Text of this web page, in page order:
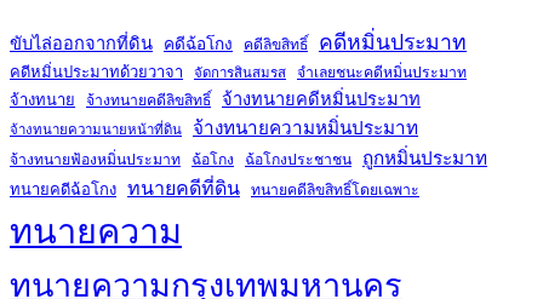
ขับไล่ออกจากที่ดิน คดีฉ้อโกง คดีลิขสิทธิ์ คดีหมิ่นประมาท
คดีหมิ่นประมาทด้วยวาจา จัดการสินสมรส จำเลยชนะคดีหมิ่นประมาท
จ้างทนาย จ้างทนายคดีลิขสิทธิ์ จ้างทนายคดีหมิ่นประมาท
จ้างทนายความนายหน้าที่ดิน จ้างทนายความหมิ่นประมาท
จ้างทนายฟ้องหมิ่นประมาท ฉ้อโกง ฉ้อโกงประชาชน ถูกหมิ่นประมาท
ทนายคดีฉ้อโกง ทนายคดีที่ดิน ทนายคดีลิขสิทธิ์โดยเฉพาะ
ทนายความ
ทนายความกรุงเทพมหานคร